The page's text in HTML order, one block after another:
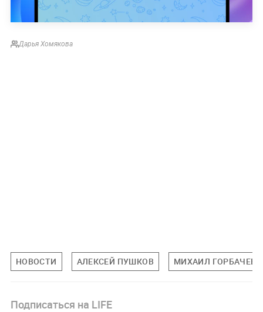
Дарья Хомякова
НОВОСТИ АЛЕКСЕЙ ПУШКОВ МИХАИЛ ГОРБАЧЕВ
Подписаться на LIFE